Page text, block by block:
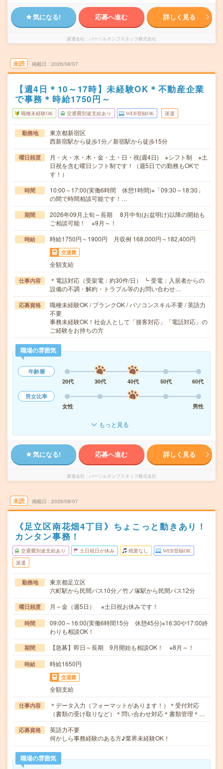
気になる! 応募へ進む 詳しく見る
派遣会社 パーソルテンプスタッフ株式会社
未読 掲載日 2026/08/07
【週4日＊10～17時】未経験OK＊不動産企業
で事務＊時給1750円～
職種未経験OK 交通費別途支給あり WEB登録OK 派遣
勤務地
東京都新宿区
西新宿駅から徒歩1分／新宿駅から徒歩15分
曜日頻度
月・火・水・木・金・土・日・祝(週4日) ※シフト制 ※土
日祝を含む曜日シフト制です！（週5日での勤務もOKで
す！）
時間
10:00～17:00(実働6時間 休憩1時間)※「09:30～18:30」
の間で時間相談可能です！…
期間
2026年09月上旬～長期 8月中旬(お盆明け)以降の開始も
ご相談可能！ ※9月～！
時給 時給1750円～1900円 月収例 168,000円～182,400円
交通費
全額支給
仕事内容
＊電話対応（受架電：約30件/日） ┗ 受電：入居者からの
設備の不調・解約・トラブル等のお問い合わせ…
応募資格
職種未経験OK / ブランクOK / パソコンスキル不要 / 英語力
不要
事務未経験OK！社会人として「接客対応」「電話対応」の
ご経験をお持ちの方
職場の雰囲気
年齢層
20代
30代 40代 50代
60代
男女比率
女性
男性
もっと見る
気になる! 応募へ進む 詳しく見る
派遣会社 パーソルテンプスタッフ株式会社
未読 掲載日 2026/08/07
《足立区南花畑4丁目》ちょこっと動きあり！
カンタン事務！
交通費別途支給あり 土日祝日が休み 残業なし WEB登録OK
派遣
勤務地
東京都足立区
六町駅から民間バス10分／竹ノ塚駅から民間バス12分
曜日頻度 月～金（週5日） ※土日祝お休みです！
時間
09:00～16:00(実働6時間15分 休憩45分)※16:30や17:00終
わりも相談OK！
期間 【急募】即日～長期 9月開始も相談OK！ ※8月～！
時給 時給1650円
交通費
全額支給
仕事内容
＊データ入力（フォーマットがあります！）＊受付対応
（書類の受け取りなど）＊問い合わせ対応＊書類管理＊…
応募資格
英語力不要
何かしら事務経験のある方♪業界未経験OK！
職場の雰囲気